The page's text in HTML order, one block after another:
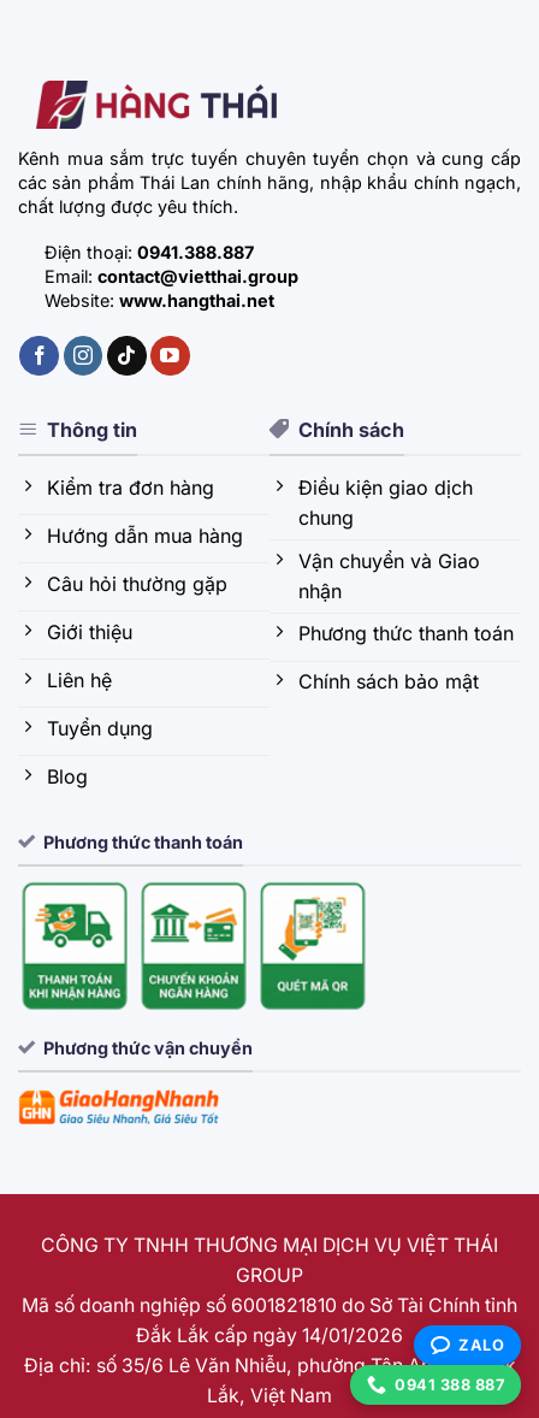
Kênh mua sắm trực tuyến chuyên tuyển chọn và cung cấp
các sản phẩm Thái Lan chính hãng, nhập khẩu chính ngạch,
chất lượng được yêu thích.
Điện thoại: 0941.388.887
Email: contact@vietthai.group
Website: www.hangthai.net
Thông tin
Kiểm tra đơn hàng
Hướng dẫn mua hàng
Câu hỏi thường gặp
Giới thiệu
Liên hệ
Tuyển dụng
Blog
Chính sách
Điều kiện giao dịch
chung
Vận chuyển và Giao
nhận
Phương thức thanh toán
Chính sách bảo mật
Phương thức thanh toán
Phương thức vận chuyển
CÔNG TY TNHH THƯƠNG MẠI DỊCH VỤ VIỆT THÁI
GROUP
Mã số doanh nghiệp số 6001821810 do Sở Tài Chính tỉnh
Đắk Lắk cấp ngày 14/01/2026
Địa chỉ: số 35/6 Lê Văn Nhiễu, phường Tân An, tỉnh Đắk
Lắk, Việt Nam
ZALO
0941 388 887